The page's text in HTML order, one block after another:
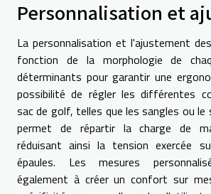
Personnalisation et
La personnalisation et l'ajustement
fonction de la morphologie de
déterminants pour garantir une
possibilité de régler les différentes
sac de golf, telles que les sangles ou le
permet de répartir la charge de
réduisant ainsi la tension exercée
épaules. Les mesures
également à créer un confort sur